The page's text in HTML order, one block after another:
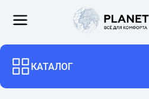
КАТАЛОГ